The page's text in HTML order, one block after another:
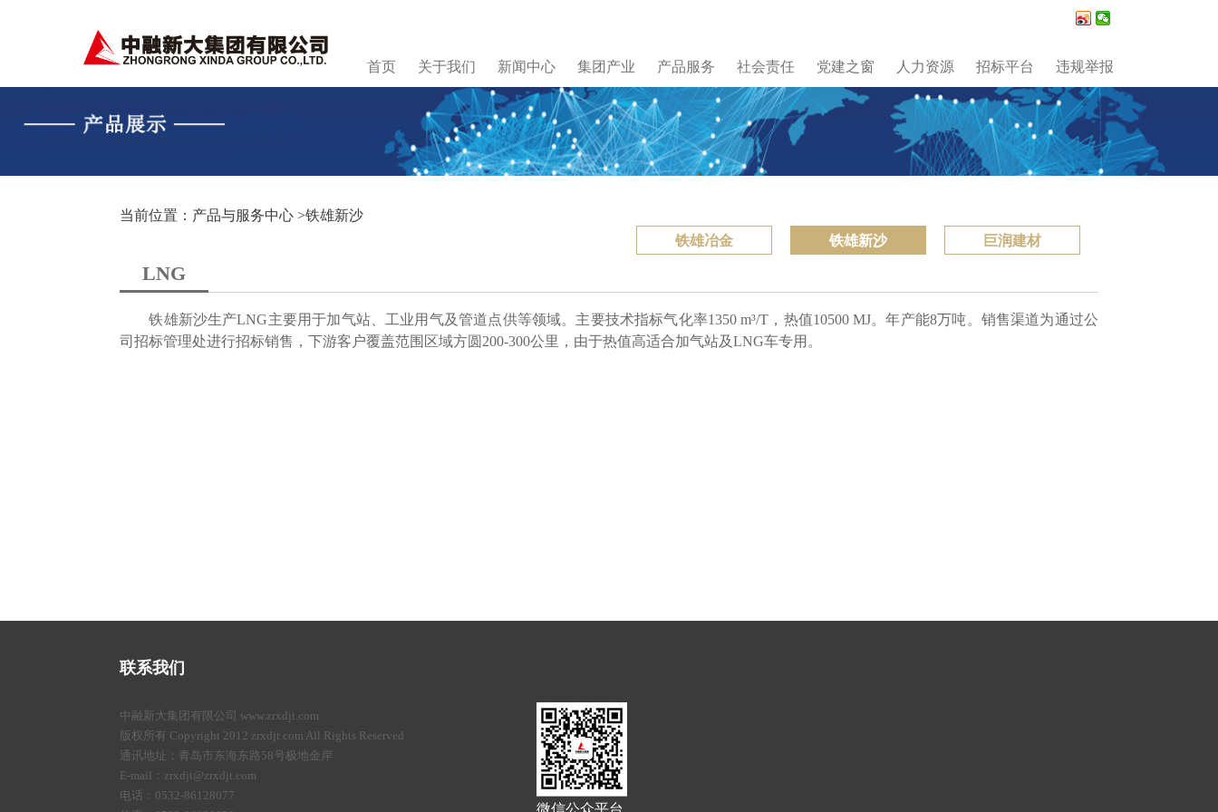
首页 关于我们 新闻中心 集团产业 产品服务 社会责任 党建之窗 人力资源 招标平台 违规举报
当前位置：产品与服务中心 >铁雄新沙
LNG
铁雄冶金 铁雄新沙 巨润建材
铁雄新沙生产LNG主要用于加气站、工业用气及管道点供等领域。主要技术指标气化率1350 m³/T，热值10500 MJ。年产能8万吨。销售渠道为通过公
司招标管理处进行招标销售，下游客户覆盖范围区域方圆200-300公里，由于热值高适合加气站及LNG车专用。
联系我们
中融新大集团有限公司 www.zrxdjt.com
版权所有 Copyright 2012 zrxdjt.com All Rights Reserved
通讯地址：青岛市东海东路58号极地金岸
E-mail：zrxdjt@zrxdjt.com
电话：0532-86128077
微信公众平台